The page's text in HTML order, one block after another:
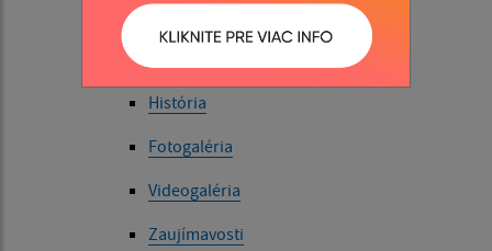
História
Fotogaléria
Videogaléria
Zaujímavosti